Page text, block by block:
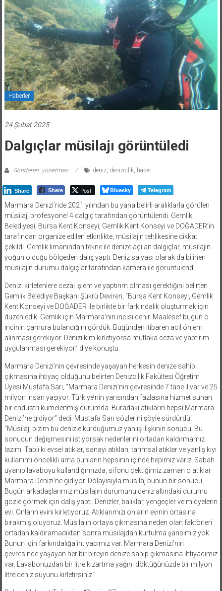
Haberler
24 Şubat 2025
Dalgıçlar müsilajı görüntüledi
Gönderen: yonetmen deniz, denizcilik, haber
Share Share Post Bluesky Telegram
Marmara Denizi’nde 2021 yılından bu yana belirli aralıklarla görülen
müsilaj, profesyonel 4 dalgıç tarafından görüntülendi. Gemlik
Belediyesi, Bursa Kent Konseyi, Gemlik Kent Konseyi ve DOĞADER’in
tarafından organize edilen etkinlikte, müsilajın tehlikesine dikkat
çekildi. Gemlik limanından tekne ile denize açılan dalgıçlar, müsilajın
yoğun olduğu bölgeden dalış yaptı. Deniz salyası olarak da bilinen
müsilajın durumu dalgıçlar tarafından kamera ile görüntülendi.
Denizi kirletenlere cezai işlem ve yaptırım olması gerektiğini belirten
Gemlik Belediye Başkanı Şükrü Deviren, “Bursa Kent Konseyi, Gemlik
Kent Konseyi ve DOĞADER ile birlikte bir farkındalık oluşturmak için
düzenledik. Gemlik için Marmara’nın incisi denir. Maalesef bugün o
incinin çamura bulandığını gördük. Bugünden itibaren acil önlem
alınması gerekiyor. Denizi kim kirletiyorsa mutlaka ceza ve yaptırım
uygulanması gerekiyor” diye konuştu.
Marmara Denizi’nin çevresinde yaşayan herkesin denize sahip
çıkmasına ihtiyaç olduğunu belirten Denizcilik Fakültesi Öğretim
Üyesi Mustafa Sarı, “Marmara Denizi’nin çevresinde 7 tane il var ve 25
milyon insan yaşıyor. Türkiye’nin yarısından fazlasına hizmet sunan
bir endüstri kümelenmiş durumda. Buradaki atıkların hepsi Marmara
Denizi’ne gidiyor” dedi. Mustafa Sarı sözlerini şöyle sürdürdü:
“Müsilaj, bizim bu denizle kurduğumuz yanlış ilişkinin sonucu. Bu
sonucun değişmesini istiyorsak nedenlerini ortadan kaldırmamız
lazım. Tabii ki evsel atıklar, sanayi atıkları, tarımsal atıklar ve yanlış kıyı
kullanımı öncelikli ama bunların hepsinin içinde hepimiz varız. Sabah
uyanıp lavaboyu kullandığımızda, sifonu çektiğimiz zaman o atıklar
Marmara Denizi’ne gidiyor. Dolayısıyla müsilaj bunun bir sonucu.
Bugün arkadaşlarımız müsilajın durumunu deniz altındaki durumu
gözle görmek için dalış yaptı. Denizler, balıklar, yengeçler ve midyelerin
evi. Onların evini kirletiyoruz. Atıklarımızı onların evinin ortasına
bırakmış oluyoruz. Müsilajın ortaya çıkmasına neden olan faktörleri
ortadan kaldıramadıktan sonra müsilajdan kurtulma şansımız yok.
Bunun için farkındalığa ihtiyacımız var. Marmara Denizi’nin
çevresinde yaşayan her bir bireyin denize sahip çıkmasına ihtiyacımız
var. Lavabonuzdan bir litre kızartma yağını döktüğünüzde bir milyon
litre deniz suyunu kirletirsiniz.”